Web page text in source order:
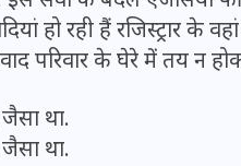
हो रही हैं रजिस्ट्रार
परिवार के घेरे में तय न
था.
था.
जारी,
आवेदन